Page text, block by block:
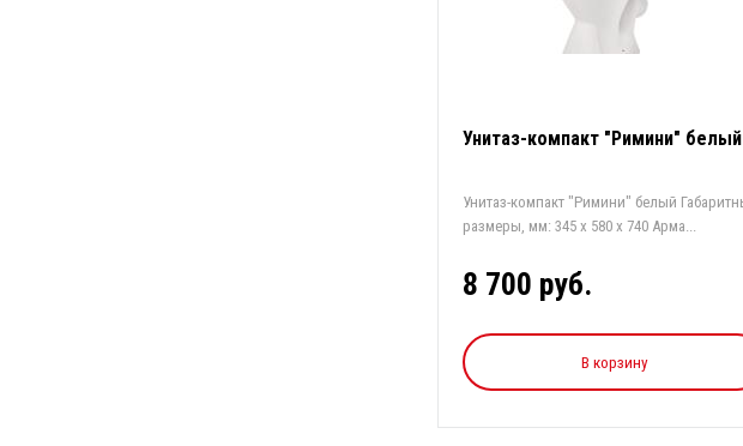
Унитаз-компакт "Римини" белый
Унитаз-компакт "Римини" белый Габаритные
размеры, мм: 345 x 580 x 740 Арма...
8 700 руб.
В корзину